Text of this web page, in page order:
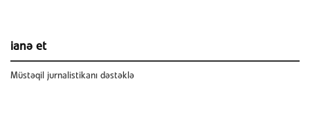
ianə et
Müstəqil jurnalistikanı dəstəklə